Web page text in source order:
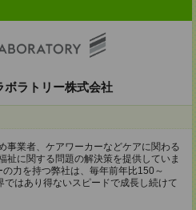
ボラトリー株式会社
事業者、ケアワーカーなどケアに関わる
祉に関する問題の解決策を提供していま
力を持つ弊社は、毎年前年比150～
はあり得ないスピードで成長し続けて